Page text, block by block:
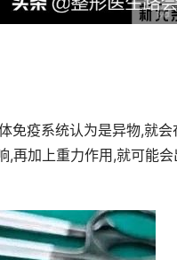
免疫系统认为是异物,就会
,再加上重力作用,就可能会